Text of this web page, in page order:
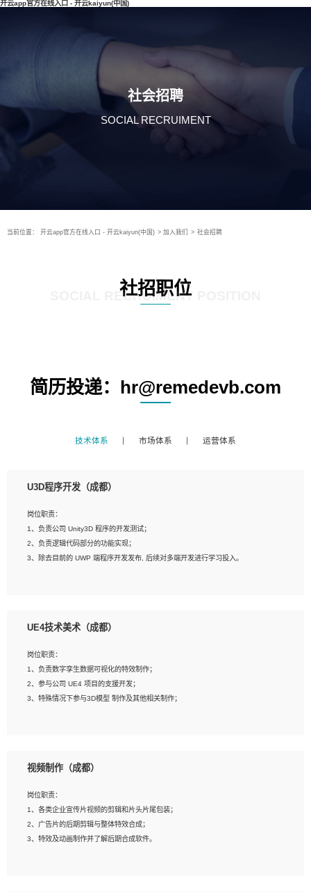
开云app官方在线入口 - 开云kaiyun(中国)
社会招聘
SOCIAL RECRUIMENT
当前位置： 开云app官方在线入口 - 开云kaiyun(中国) > 加入我们 > 社会招聘
社招职位
SOCIAL RECRUIMENT POSITION
简历投递：hr@remedevb.com
技术体系 市场体系 运营体系
U3D程序开发（成都）
岗位职责：
1、负责公司 Unity3D 程序的开发测试；
2、负责逻辑代码部分的功能实现；
3、除去目前的 UWP 端程序开发发布, 后续对多端开发进行学习投入。
2、熟练掌握 Unity3D 程序开发，精通 C# 语言开发；
4、有良好的沟通能力和团队合作意识；
5、开发过 HoloLens 程序者优先。
UE4技术美术（成都）
岗位职责：
1、负责数字孪生数据可视化的特效制作；
2、参与公司 UE4 项目的支援开发；
3、特殊情况下参与3D模型 制作及其他相关制作；
上；
3、想象力丰富, 有一定的艺术审美深度；
4、有良好的场景特效搭建功底；
5、熟悉 3Ds Max 或者 Maya；
6、有良好的沟通能力和团队合作意识；
视频制作（成都）
岗位职责：
1、各类企业宣传片视频的剪辑和片头片尾包装；
2、广告片的后期剪辑与整体特效合成；
3、特效及动画制作并了解后期合成软件。